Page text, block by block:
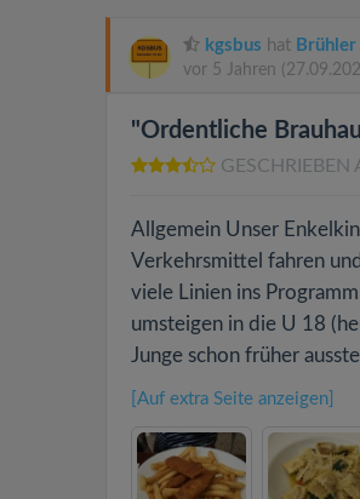
kgsbus hat
vor 5 Jahren
"Ordentliche
GESCHRIEBEN
Allgemein Unser
Verkehrsmittel fahren
viele Linien ins
umsteigen in die U 18
Junge schon früher
[Auf extra Seite anzeigen]